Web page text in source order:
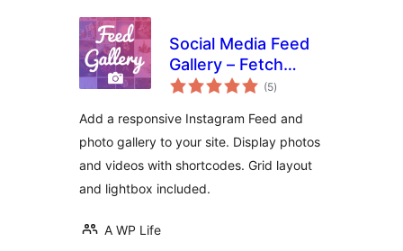
Social Media Feed
Gallery – Fetch
Posts & Reels
(5valoracións
totais
)
Add a responsive Instagram Feed and
photo gallery to your site. Display photos
and videos with shortcodes. Grid layout
and lightbox included.
A WP Life